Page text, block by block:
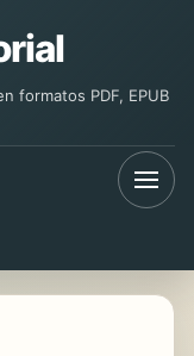
formatos PDF, EPUB